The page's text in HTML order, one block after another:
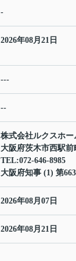
-
2026年08月21日
---
--
株式会社ルクスホー
大阪府茨木市西駅
TEL:072-646-8985
大阪府知事 (1) 第
2026年08月07日
2026年08月21日